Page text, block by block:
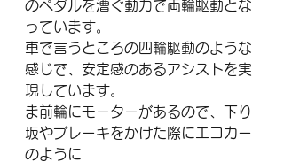
のペダルを漕ぐ動力で両輪駆動とな
っています。
車で言うところの四輪駆動のような
感じで、安定感のあるアシストを実
現しています。
ま前輪にモーターがあるので、下り
坂やブレーキをかけた際にエコカー
のように